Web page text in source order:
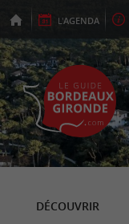
L'AGENDA
DÉCOUVRIR